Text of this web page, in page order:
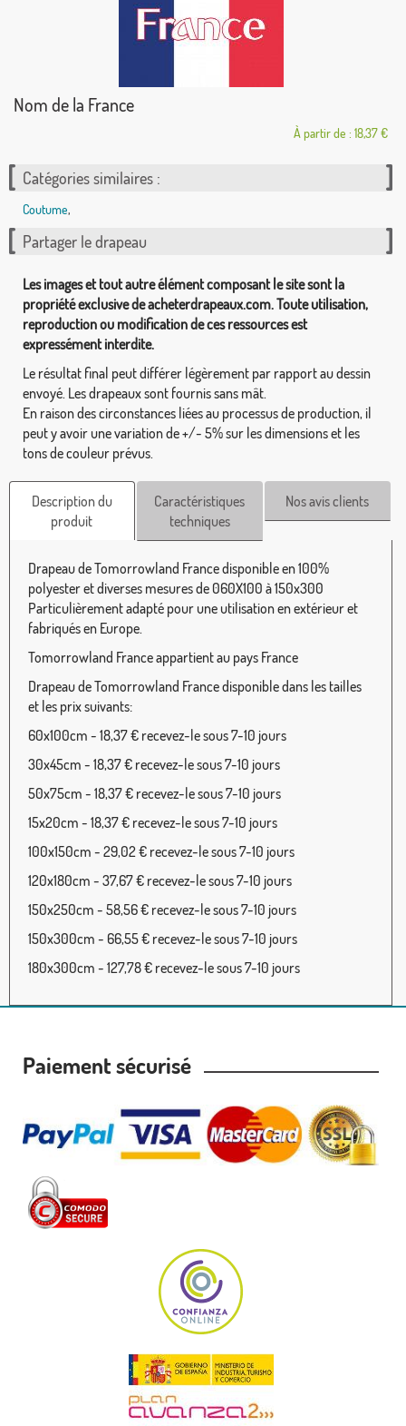
Nom de la France
À partir de : 18,37 €
Catégories similaires :
Coutume,
Partager le drapeau
Les images et tout autre élément composant le site sont la
propriété exclusive de acheterdrapeaux.com. Toute utilisation,
reproduction ou modification de ces ressources est
expressément interdite.
Le résultat final peut différer légèrement par rapport au dessin
envoyé. Les drapeaux sont fournis sans mât.
En raison des circonstances liées au processus de production, il
peut y avoir une variation de +/- 5% sur les dimensions et les
tons de couleur prévus.
Description du
produit
Caractéristiques
techniques
Nos avis clients
Drapeau de Tomorrowland France disponible en 100%
polyester et diverses mesures de 060X100 à 150x300
Particulièrement adapté pour une utilisation en extérieur et
fabriqués en Europe.
Tomorrowland France appartient au pays France
Drapeau de Tomorrowland France disponible dans les tailles
et les prix suivants:
60x100cm - 18,37 € recevez-le sous 7-10 jours
30x45cm - 18,37 € recevez-le sous 7-10 jours
50x75cm - 18,37 € recevez-le sous 7-10 jours
15x20cm - 18,37 € recevez-le sous 7-10 jours
100x150cm - 29,02 € recevez-le sous 7-10 jours
120x180cm - 37,67 € recevez-le sous 7-10 jours
150x250cm - 58,56 € recevez-le sous 7-10 jours
150x300cm - 66,55 € recevez-le sous 7-10 jours
180x300cm - 127,78 € recevez-le sous 7-10 jours
Paiement sécurisé